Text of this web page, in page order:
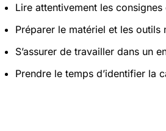
Lire attentivement les
Préparer le matériel et les outils
S’assurer de travailler dans un
Prendre le temps d’identifier la